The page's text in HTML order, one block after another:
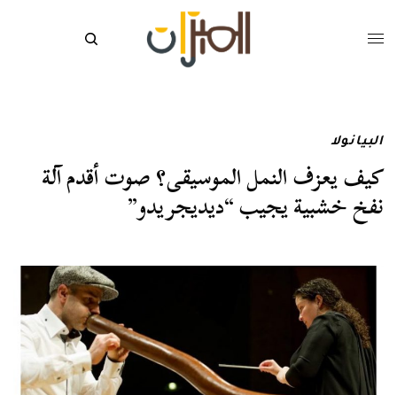
البيانولا
كيف يعزف النمل الموسيقى؟ صوت أقدم آلة
نفخ خشبية يجيب “ديديجريدو”